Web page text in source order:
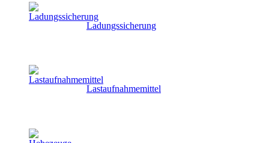
Ladungssicherung
Lastaufnahmemittel